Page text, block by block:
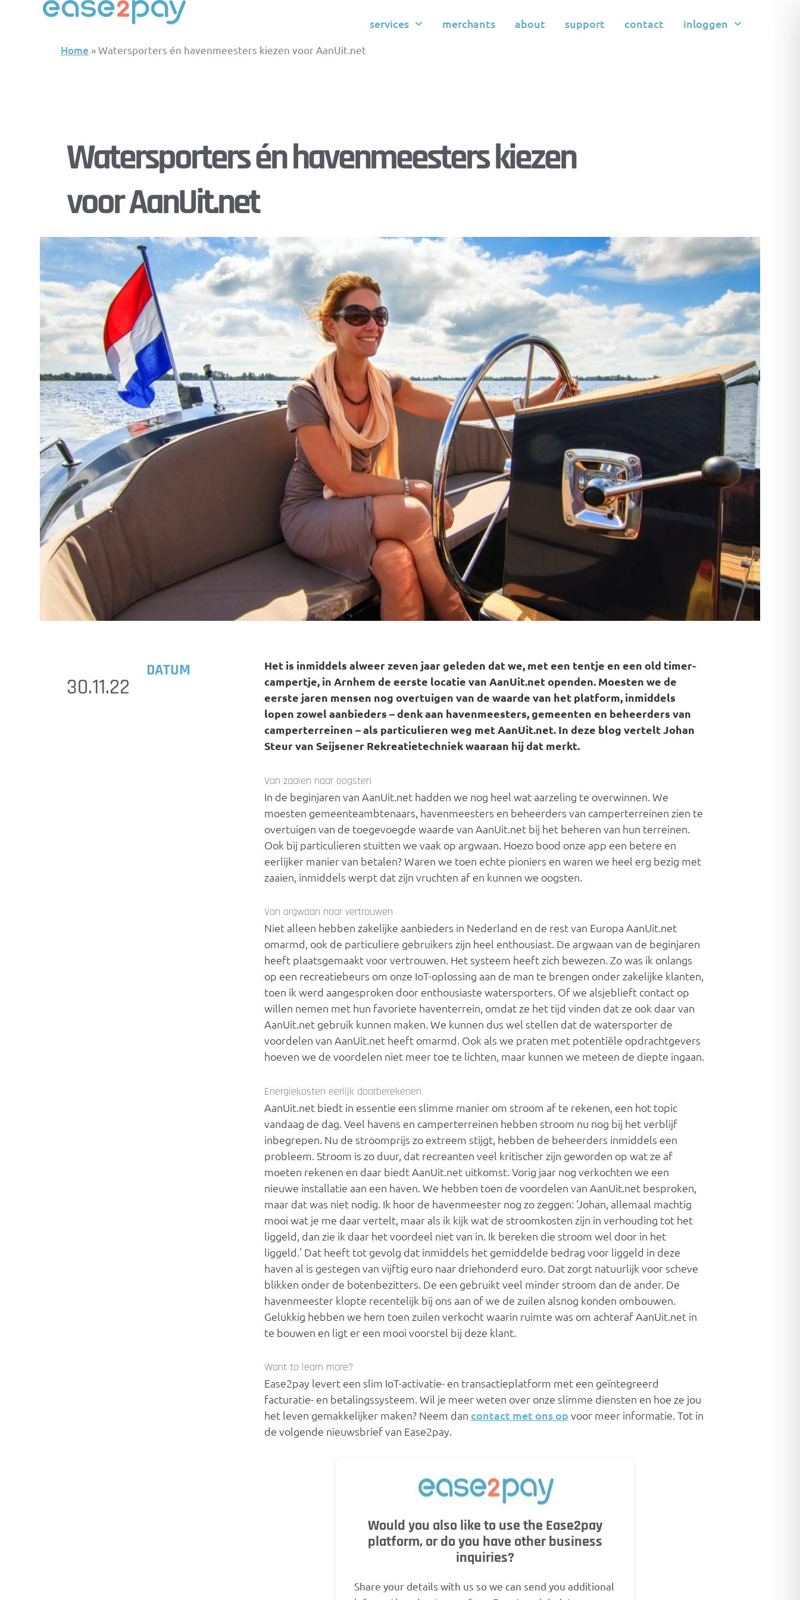
services merchants about support contact
inloggen
Home »Watersporters én havenmeesters kiezen voor AanUit.net
Watersporters én havenmeesters kiezen
voor AanUit.net
DATUM
30.11.22
Het is inmiddels alweer zeven jaar geleden dat we, met een tentje en een old timer-
campertje, in Arnhem de eerste locatie van AanUit.net openden. Moesten we de
eerste jaren mensen nog overtuigen van de waarde van het platform, inmiddels
lopen zowel aanbieders – denk aan havenmeesters, gemeenten en beheerders van
camperterreinen – als particulieren weg met AanUit.net. In deze blog vertelt Johan
Steur van Seijsener Rekreatietechniek waaraan hij dat merkt.
Van zaaien naar oogsten
In de beginjaren van AanUit.net hadden we nog heel wat aarzeling te overwinnen. We
moesten gemeenteambtenaars, havenmeesters en beheerders van camperterreinen zien te
overtuigen van de toegevoegde waarde van AanUit.net bij het beheren van hun terreinen.
Ook bij particulieren stuitten we vaak op argwaan. Hoezo bood onze app een betere en
eerlijker manier van betalen? Waren we toen echte pioniers en waren we heel erg bezig met
zaaien, inmiddels werpt dat zijn vruchten af en kunnen we oogsten.
Van argwaan naar vertrouwen
Niet alleen hebben zakelijke aanbieders in Nederland en de rest van Europa AanUit.net
omarmd, ook de particuliere gebruikers zijn heel enthousiast. De argwaan van de beginjaren
heeft plaatsgemaakt voor vertrouwen. Het systeem heeft zich bewezen. Zo was ik onlangs
op een recreatiebeurs om onze IoT-oplossing aan de man te brengen onder zakelijke klanten,
toen ik werd aangesproken door enthousiaste watersporters. Of we alsjeblieft contact op
willen nemen met hun favoriete haventerrein, omdat ze het tijd vinden dat ze ook daar van
AanUit.net gebruik kunnen maken. We kunnen dus wel stellen dat de watersporter de
voordelen van AanUit.net heeft omarmd. Ook als we praten met potentiële opdrachtgevers
hoeven we de voordelen niet meer toe te lichten, maar kunnen we meteen de diepte ingaan.
Energiekosten eerlijk doorberekenen
AanUit.net biedt in essentie een slimme manier om stroom af te rekenen, een hot topic
vandaag de dag. Veel havens en camperterreinen hebben stroom nu nog bij het verblijf
inbegrepen. Nu de stroomprijs zo extreem stijgt, hebben de beheerders inmiddels een
probleem. Stroom is zo duur, dat recreanten veel kritischer zijn geworden op wat ze af
moeten rekenen en daar biedt AanUit.net uitkomst. Vorig jaar nog verkochten we een
nieuwe installatie aan een haven. We hebben toen de voordelen van AanUit.net besproken,
maar dat was niet nodig. Ik hoor de havenmeester nog zo zeggen: ‘Johan, allemaal machtig
mooi wat je me daar vertelt, maar als ik kijk wat de stroomkosten zijn in verhouding tot het
liggeld, dan zie ik daar het voordeel niet van in. Ik bereken die stroom wel door in het
liggeld.’ Dat heeft tot gevolg dat inmiddels het gemiddelde bedrag voor liggeld in deze
haven al is gestegen van vijftig euro naar driehonderd euro. Dat zorgt natuurlijk voor scheve
blikken onder de botenbezitters. De een gebruikt veel minder stroom dan de ander. De
havenmeester klopte recentelijk bij ons aan of we de zuilen alsnog konden ombouwen.
Gelukkig hebben we hem toen zuilen verkocht waarin ruimte was om achteraf AanUit.net in
te bouwen en ligt er een mooi voorstel bij deze klant.
Want to learn more?
Ease2pay levert een slim IoT-activatie- en transactieplatform met een geïntegreerd
facturatie- en betalingssysteem. Wil je meer weten over onze slimme diensten en hoe ze jou
het leven gemakkelijker maken? Neem dan contact met ons op voor meer informatie. Tot in
de volgende nieuwsbrief van Ease2pay.
Would you also like to use the Ease2pay
platform, or do you have other business
inquiries?
Share your details with us so we can send you additional